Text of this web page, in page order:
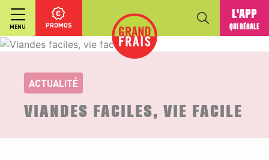
MENU PROMOS
L'APP
QUI RÉGALE
ACTUALITÉ
VIANDES FACILES, VIE FACILE